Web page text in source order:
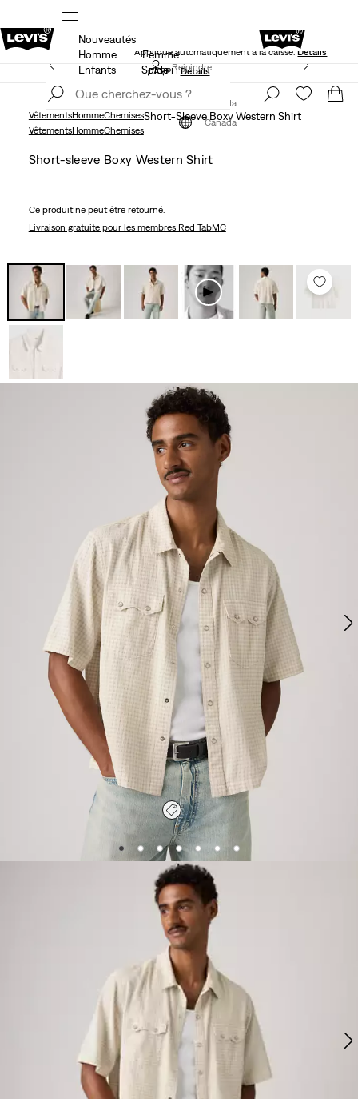
40 % DE RABAIS ADDITIONNEL SUR LES SOLDES.
Appliqué automatiquement à la caisse.Détails
Rejoindre
Canada
Nouveautés
Homme
Femme
Enfants
Solde
LE MEILLEUR DE LEVI'SMD – MAINTENANT DANS
L’APPLIDétails
maintenant
Canada
VêtementsHommeChemisesShort-Sleeve Boxy Western Shirt
VêtementsHommeChemises
Short-sleeve Boxy Western Shirt
Ce produit ne peut être retourné.
Livraison gratuitepour les membres Red TabMC